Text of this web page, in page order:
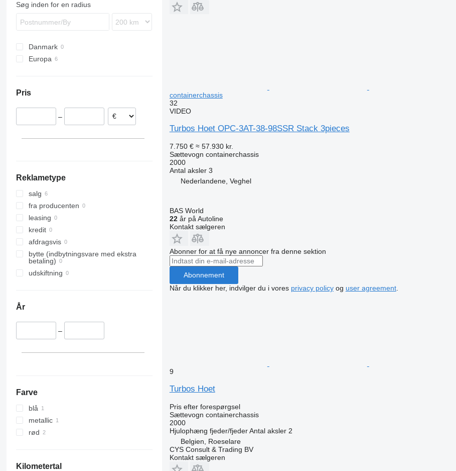
Søg inden for en radius
Danmark
Europa
Pris
–
Reklametype
salg
fra producenten
leasing
kredit
afdragsvis
bytte (indbytningsvare med ekstra
betaling)
udskiftning
År
–
Farve
blå
metallic
rød
Kilometertal
containerchassis
32
VIDEO
Turbos Hoet OPC-3AT-38-98SSR Stack 3pieces
7.750 € ≈ 57.930 kr.
Sættevogn containerchassis
2000
Antal aksler 3
Nederlandene, Veghel
BAS World
22år på Autoline
Kontakt sælgeren
Abonner for at få nye annoncer fra denne sektion
Abonnement
Når du klikker her, indvilger du i vores privacy policyog user agreement.
9
Turbos Hoet
Pris efter forespørgsel
Sættevogn containerchassis
2000
Hjulophæng fjeder/fjeder Antal aksler 2
Belgien, Roeselare
CYS Consult & Trading BV
Kontakt sælgeren